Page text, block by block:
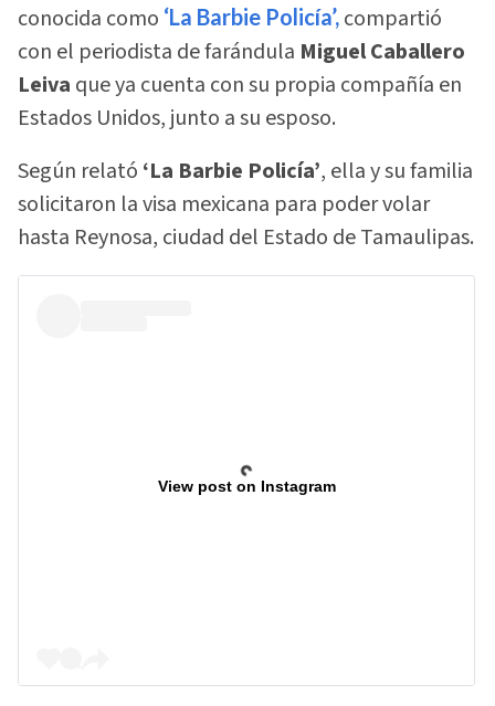
conocida como ‘La Barbie Policía’, compartió
con el periodista de farándula Miguel Caballero
Leiva que ya cuenta con su propia compañía en
Estados Unidos, junto a su esposo.
Según relató ‘La Barbie Policía’, ella y su familia
solicitaron la visa mexicana para poder volar
hasta Reynosa, ciudad del Estado de Tamaulipas.
View post on Instagram